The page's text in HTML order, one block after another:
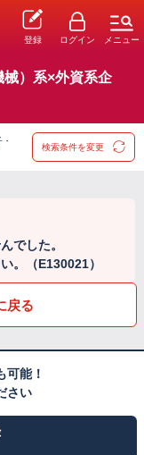
登録 ログイン メニュー
械）系×外資系企
検索条件を変更
でした。
。（E130021）
戻る
可能！
さい